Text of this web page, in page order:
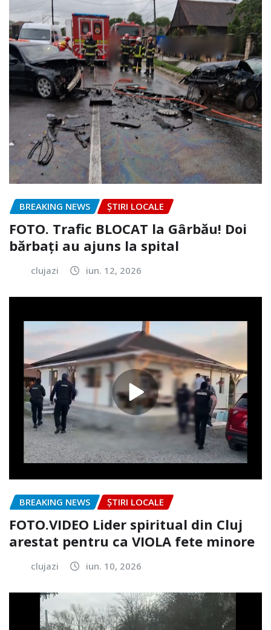
BREAKING NEWS ȘTIRI LOCALE
FOTO. Trafic BLOCAT la Gârbău! Doi
bărbați au ajuns la spital
clujazi iun. 12, 2026
BREAKING NEWS ȘTIRI LOCALE
FOTO.VIDEO Lider spiritual din Cluj
arestat pentru ca VIOLA fete minore
clujazi iun. 10, 2026